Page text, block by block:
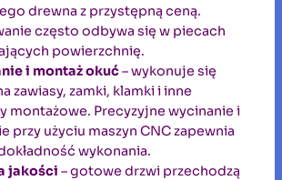
drewna z przystępną ceną.
często odbywa się w piecach
powierzchnię.
i montaż okuć– wykonuje się
zawiasy, zamki, klamki i inne
montażowe. Precyzyjne wycinanie i
przy użyciu maszyn CNC zapewnia
wykonania.
jakości – gotowe drzwi przechodzą